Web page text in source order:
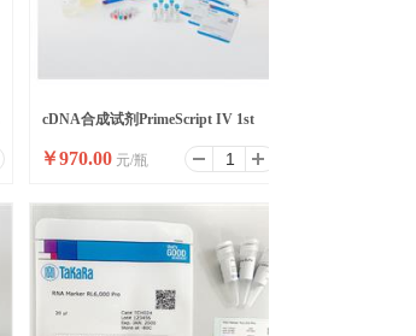
cDNA合成试剂PrimeScript IV 1st
strand cDNA Synthesis M
￥970.00 元/瓶